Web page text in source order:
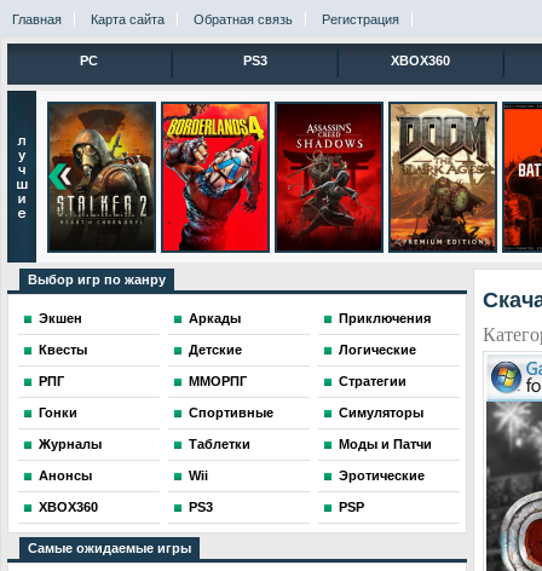
Главная Карта сайта Обратная связь Регистрация
PC PS3 XBOX360
Выбор игр по жанру
Экшен Аркады Приключения
Квесты Детские Логические
РПГ ММОРПГ Стратегии
Гонки Спортивные Симуляторы
Журналы Таблетки Моды и Патчи
Анонсы Wii Эротические
XBOX360 PS3 PSP
Самые ожидаемые игры